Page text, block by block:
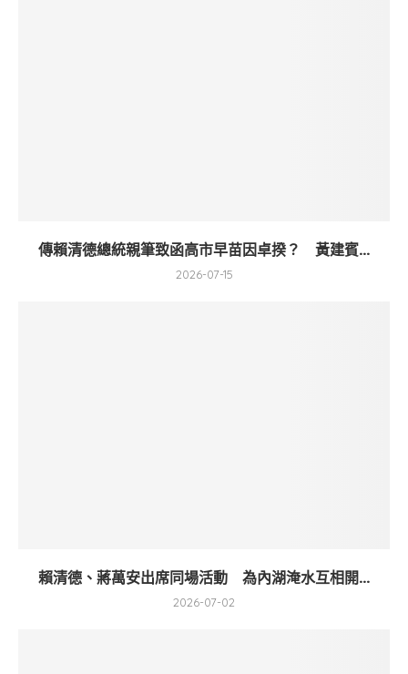
傳賴清德總統親筆致函高市早苗因卓揆？ 黃建賓...
2026-07-15
賴清德、蔣萬安出席同場活動 為內湖淹水互相開...
2026-07-02